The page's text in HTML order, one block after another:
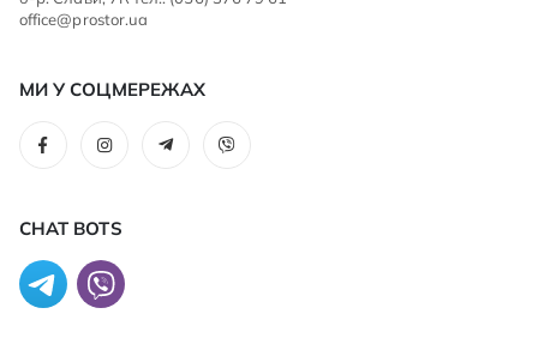
office@prostor.ua
МИ У СОЦМЕРЕЖАХ
CHAT BOTS